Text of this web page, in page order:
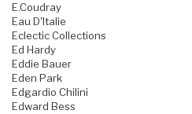
E.Coudray
Eau D'Italie
Eclectic Collections
Ed Hardy
Eddie Bauer
Eden Park
Edgardio Chilini
Edward Bess